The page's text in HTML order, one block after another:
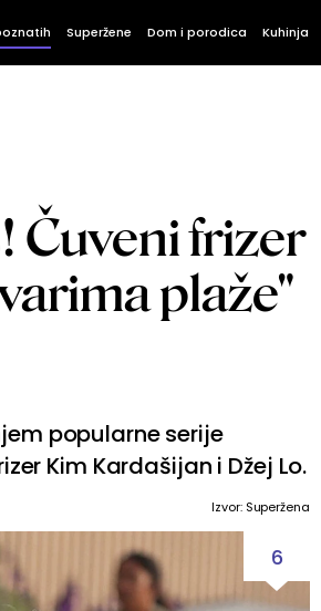
Superžene Dom i porodica Kuhinja
Čuveni frizer
plaže"
popularne serije
Kim Kardašijan i Džej Lo.
Izvor: Superžena
6